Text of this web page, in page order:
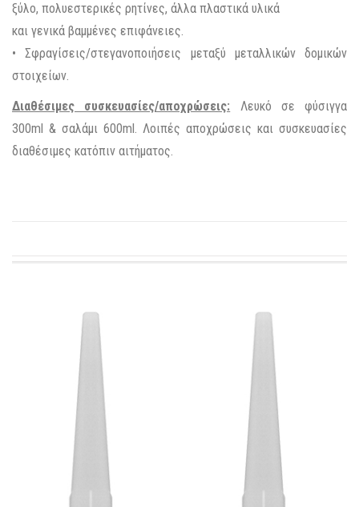
ξύλο, πολυεστερικές ρητίνες, άλλα πλαστικά υλικά
και γενικά βαμμένες επιφάνειες.
• Σφραγίσεις/στεγανοποιήσεις μεταξύ μεταλλικών δομικών
στοιχείων.
Διαθέσιμες συσκευασίες/αποχρώσεις: Λευκό σε φύσιγγα
300ml & σαλάμι 600ml. Λοιπές αποχρώσεις και συσκευασίες
διαθέσιμες κατόπιν αιτήματος.